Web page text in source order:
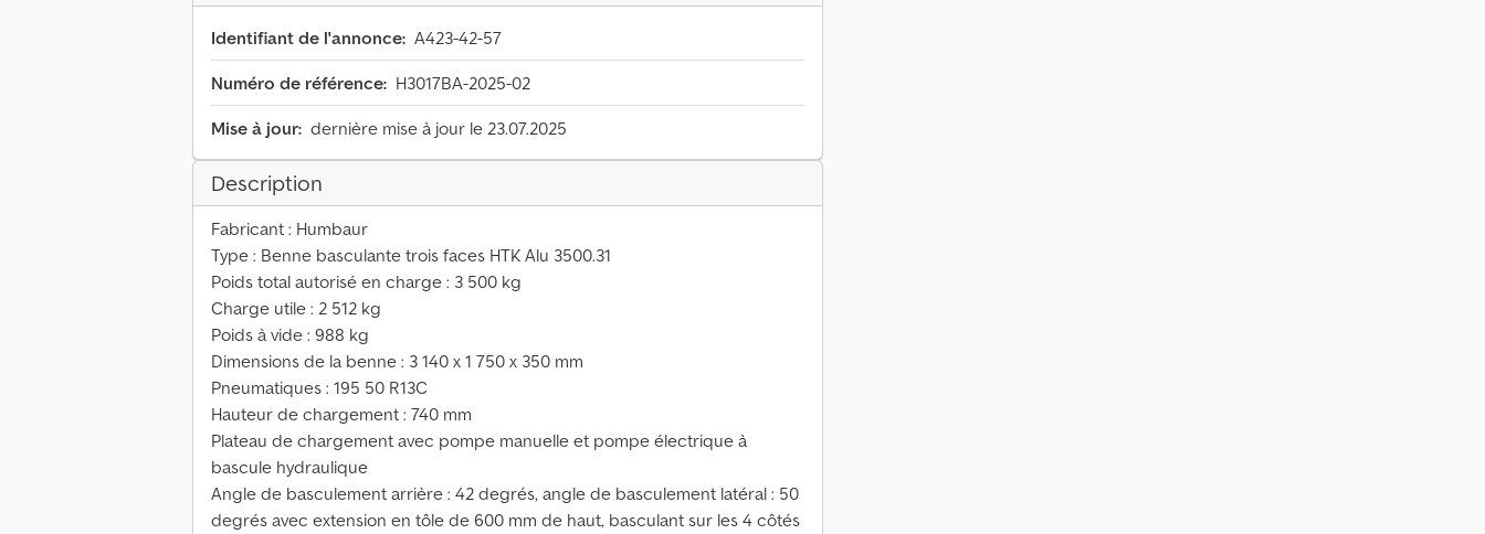
Identifiant de l'annonce: A423-42-57
Numéro de référence: H3017BA-2025-02
Mise à jour: dernière mise à jour le 23.07.2025
Description
Fabricant : Humbaur
Type : Benne basculante trois faces HTK Alu 3500.31
Poids total autorisé en charge : 3 500 kg
Charge utile : 2 512 kg
Poids à vide : 988 kg
Dimensions de la benne : 3 140 x 1 750 x 350 mm
Pneumatiques : 195 50 R13C
Hauteur de chargement : 740 mm
Plateau de chargement avec pompe manuelle et pompe électrique à
bascule hydraulique
Angle de basculement arrière : 42 degrés, angle de basculement latéral : 50
degrés avec extension en tôle de 600 mm de haut, basculant sur les 4 côtés